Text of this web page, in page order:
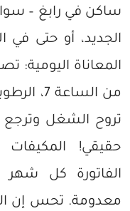
ساكن في رابغ –
الجديد، أو حتى في
المعاناة اليومية:
من
تروح الشغل وترجع
حقيقي!
الفاتورة كل شهر
معدومة. تحس إن